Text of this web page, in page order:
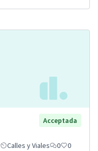
Acceptada
Calles y Viales 0 0